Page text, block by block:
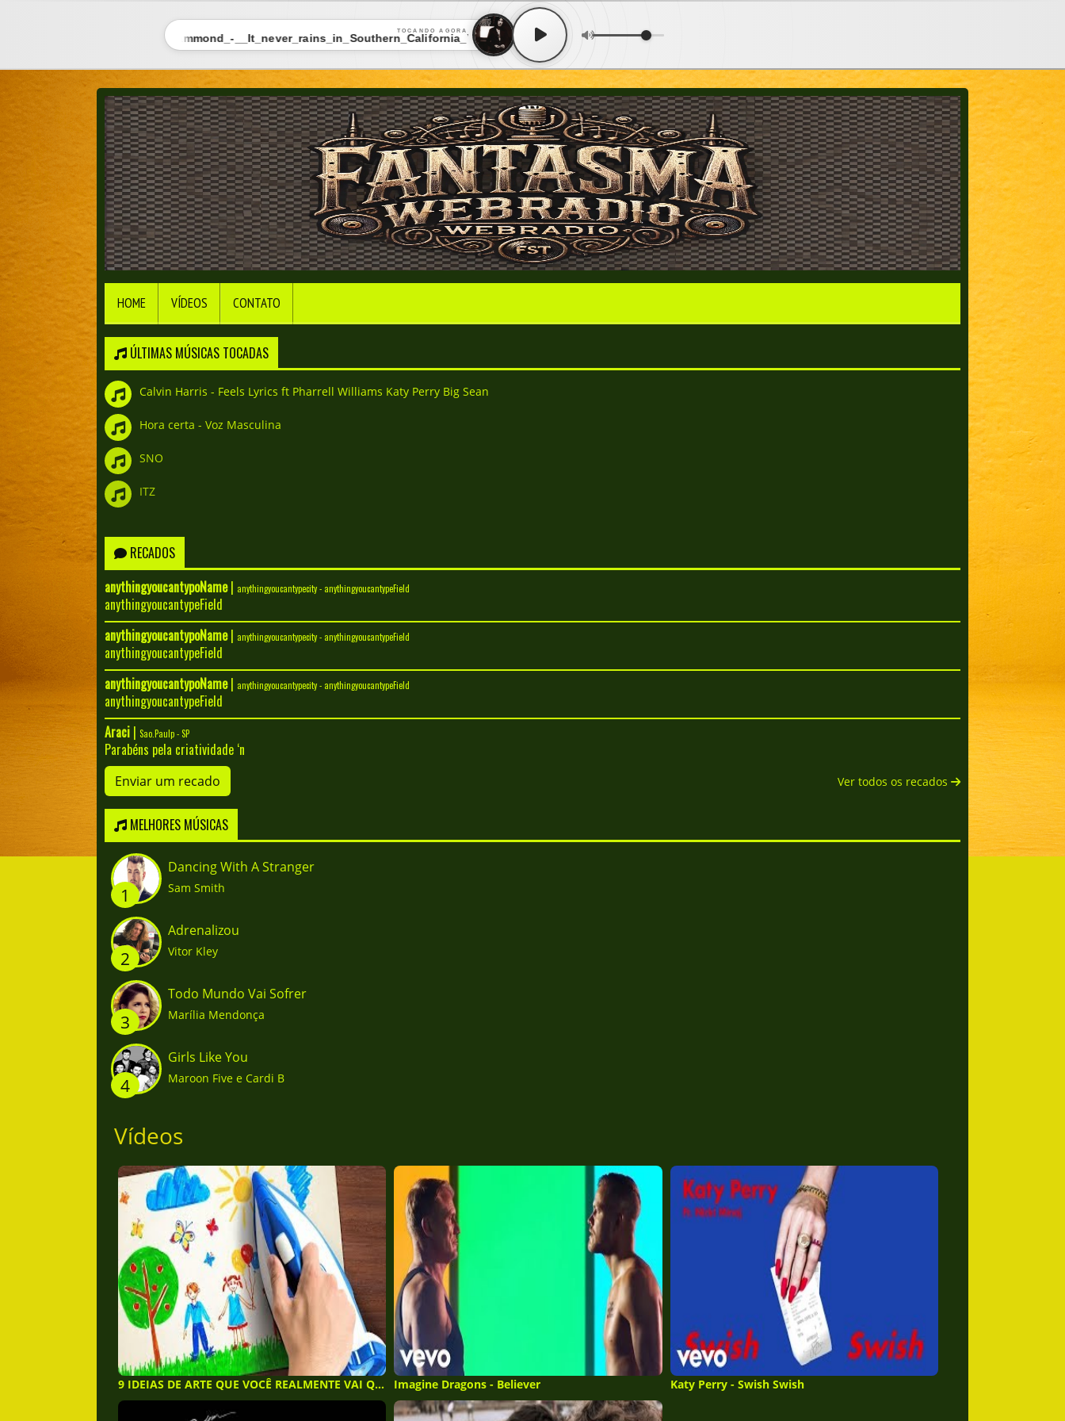
TOCANDO AGORA
Albert_Hammond_-__It_never_rains_in_Southern_California_YouConvertnet • Albert_Hammond_-__It_never_rains_in_Southern_California_YouConvertnet
HOME VÍDEOS CONTATO
ÚLTIMAS MÚSICAS TOCADAS
Calvin Harris - Feels Lyrics ft Pharrell Williams Katy Perry Big Sean
Hora certa - Voz Masculina
SNO
ITZ
RECADOS
anythingyoucantypoName| anythingyoucantypecity - anythingyoucantypeField
anythingyoucantypeField
anythingyoucantypoName| anythingyoucantypecity - anythingyoucantypeField
anythingyoucantypeField
anythingyoucantypoName| anythingyoucantypecity - anythingyoucantypeField
anythingyoucantypeField
Araci | Sao.Paulp - SP
Parabéns pela criatividade ‘n
Enviar um recado Ver todos os recados
MELHORES MÚSICAS
1
Dancing With A Stranger
Sam Smith
2
Adrenalizou
Vitor Kley
3
Todo Mundo Vai Sofrer
Marília Mendonça
4
Girls Like You
Maroon Five e Cardi B
Vídeos
9 IDEIAS DE ARTE QUE VOCÊ REALMENTE VAI QUERER FAZER Imagine Dragons - Believer Katy Perry - Swish Swish